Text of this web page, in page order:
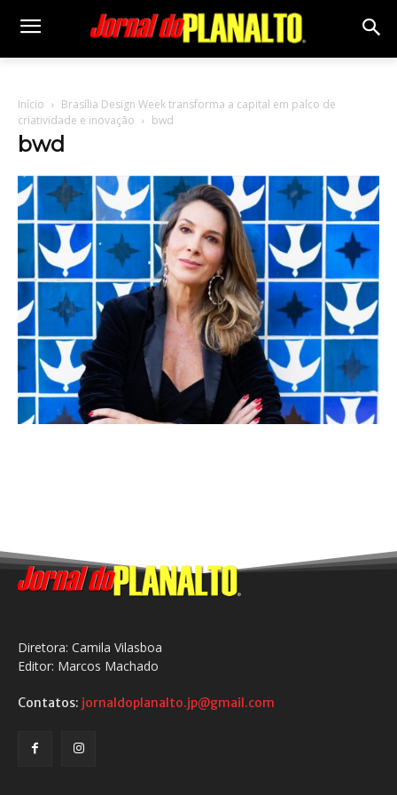
Início
Brasília Design Week transforma a capital em palco de
criatividade e inovação
bwd
bwd
Diretora: Camila Vilasboa
Editor: Marcos Machado
Contatos: jornaldoplanalto.jp@gmail.com